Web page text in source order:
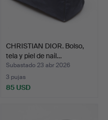
CHRISTIAN DIOR. Bolso,
tela y piel de nail…
Subastado 23 abr 2026
3 pujas
85 USD